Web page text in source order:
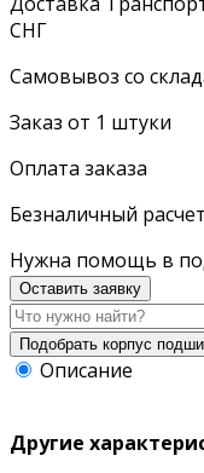
СНГ
Самовывоз со
Заказ от 1 штуки
Оплата заказа
Безналичный
Нужна помощь в
Оставить заявку
Описание
Другие